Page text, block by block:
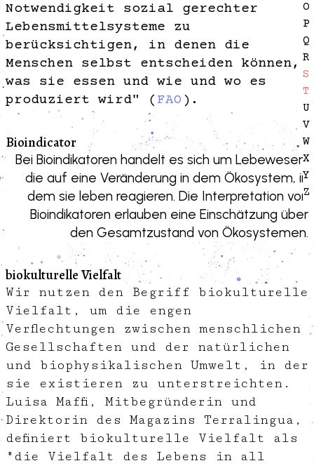
Notwendigkeit sozial gerechter
Lebensmittelsysteme zu
berücksichtigen, in denen die
Menschen selbst entscheiden können,
was sie essen und wie und wo es
produziert wird" ( FAO ).
Bioindicator
Bei Bioindikatoren handelt es sich um Lebewesen,
die auf eine Veränderung in dem Ökosystem, in
dem sie leben reagieren. Die Interpretation von
Bioindikatoren erlauben eine Einschätzung über
den Gesamtzustand von Ökosystemen.
biokulturelle Vielfalt
Wir nutzen den Begriff biokulturelle
Vielfalt, um die engen
Verflechtungen zwischen menschlichen
Gesellschaften und der natürlichen
und biophysikalischen Umwelt, in der
sie existieren zu unterstreichten.
Luisa Maffi, Mitbegründerin und
Direktorin des Magazins Terralingua,
definiert biokulturelle Vielfalt als
"die Vielfalt des Lebens in all
O
P
Q
R
S
T
U
V
W
X
Y
Z